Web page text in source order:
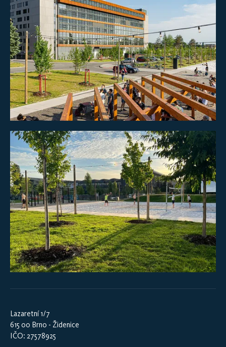
Lazaretní 1/7
615 00 Brno - Židenice
IČO: 27578925